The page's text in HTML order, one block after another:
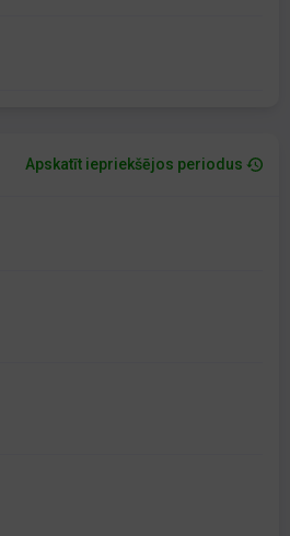
Apskatīt iepriekšējos periodus